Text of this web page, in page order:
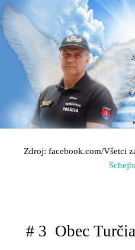
Zdroj: facebook.com/Všetci
# 3 Obec